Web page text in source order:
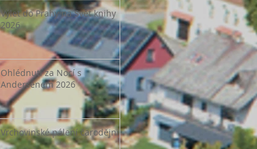
Výlet do Prahy na Svět knihy
2026
Ohlédnutí za Nocí s
Andersenem 2026
Vrchovinské pálení čarodějnic